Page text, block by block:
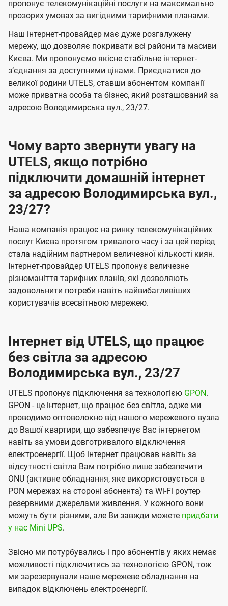
ї
U
t
e
l
s
а
ч
е
н
н
я
а
ч
е
н
н
я
пропонує телекомунікаційні послуги на максимально
прозорих умовах за вигідними тарифними планами.
Наш інтернет-провайдер має дуже розгалужену
мережу, що дозволяє покривати всі райони та масиви
Києва. Ми пропонуємо якісне стабільне інтернет-
зʼєднання за доступними цінами. Приєднатися до
великої родини UTELS, ставши абонентом компанії
може приватна особа та бізнес, який розташований за
адресою Володимирська вул., 23/27.
Чому варто звернути увагу на
UTELS, якщо потрібно
підключити домашній інтернет
за адресою Володимирська вул.,
23/27?
Наша компанія працює на ринку телекомунікаційних
послуг Києва протягом тривалого часу і за цей період
стала надійним партнером величезної кількості киян.
Інтернет-провайдер UTELS пропонує величезне
різноманіття тарифних планів, які дозволяють
задовольнити потреби навіть найвибагливіших
користувачів всесвітньою мережею.
Інтернет від UTELS, що працює
без світла за адресою
Володимирська вул., 23/27
UTELS пропонує підключення за технологією GPON.
GPON - це інтернет, що працює без світла, адже ми
проводимо оптоволокно від нашого мережевого вузла
до Вашої квартири, що забезпечує Вас інтернетом
навіть за умови довготривалого відключення
електроенергії. Щоб інтернет працював навіть за
відсутності світла Вам потрібно лише забезпечити
ONU (активне обладнання, яке використовується в
PON мережах на стороні абонента) та Wi-Fi роутер
резервними джерелами живлення. У кожного вони
можуть бути різними, але Ви завжди можете придбати
у нас Mini UPS.
Звісно ми потурбувались і про абонентів у яких немає
можливості підключитись за технологією GPON, тож
ми зарезервували наше мережеве обладнання на
випадок відключень електроенергії.